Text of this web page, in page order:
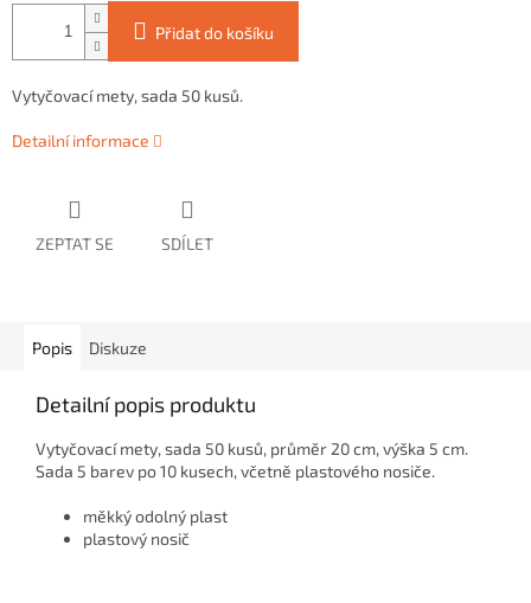
Přidat do košíku
Vytyčovací mety, sada 50 kusů.
Detailní informace
ZEPTAT SE SDÍLET
Popis Diskuze
Detailní popis produktu
Vytyčovací mety, sada 50 kusů, průměr 20 cm, výška 5 cm.
Sada 5 barev po 10 kusech, včetně plastového nosiče.
měkký odolný plast
plastový nosič